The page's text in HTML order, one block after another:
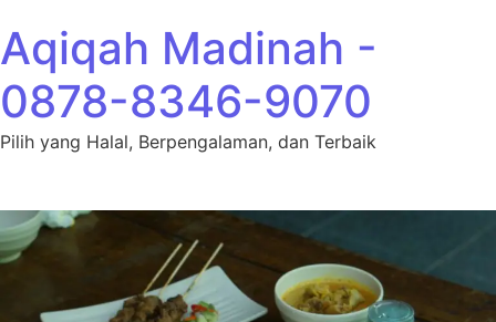
Aqiqah Madinah -
0878-8346-9070
Pilih yang Halal, Berpengalaman, dan Terbaik